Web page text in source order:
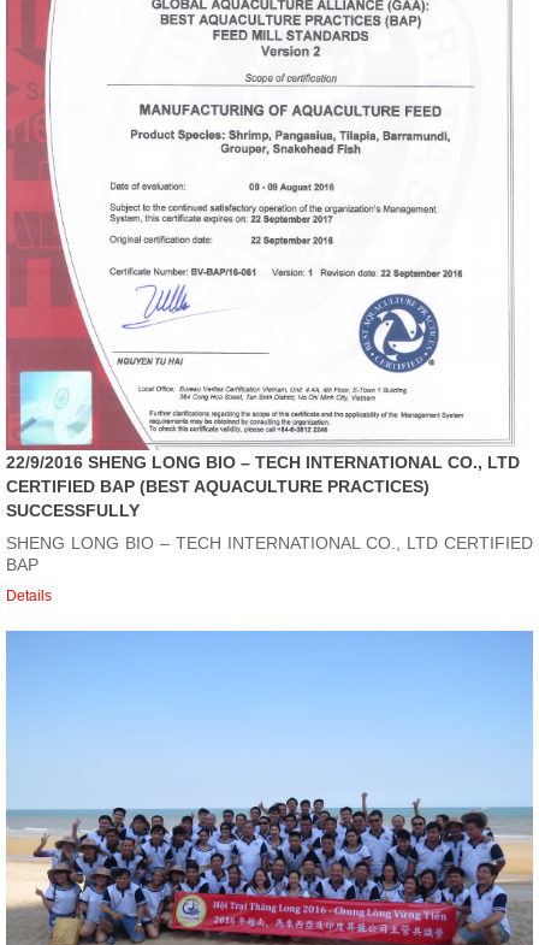
22/9/2016 SHENG LONG BIO – TECH INTERNATIONAL CO., LTD
CERTIFIED BAP (BEST AQUACULTURE PRACTICES)
SUCCESSFULLY
SHENG LONG BIO – TECH INTERNATIONAL CO., LTD CERTIFIED
BAP
Details